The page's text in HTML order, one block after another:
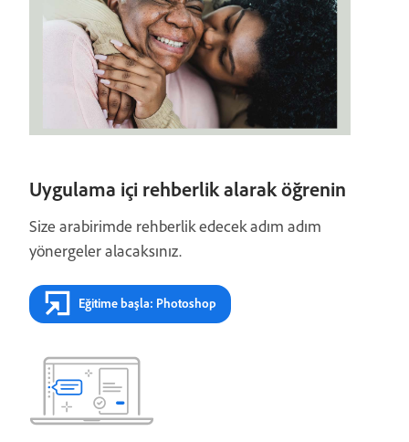
Uygulama içi rehberlik alarak öğrenin
Size arabirimde rehberlik edecek adım adım
yönergeler alacaksınız.
Eğitime başla: Photoshop